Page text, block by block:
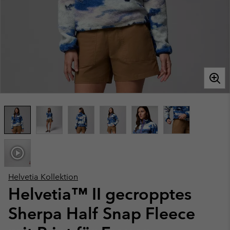
Helvetia Kollektion
Helvetia™ II gecropptes
Sherpa Half Snap Fleece